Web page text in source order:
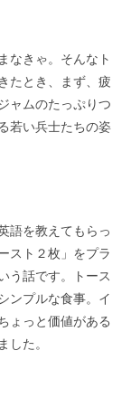
なきゃ。そんなト
たとき、まず、疲
ャムのたっぷりつ
若い兵士たちの姿
語を教えてもらっ
スト２枚」をプラ
う話です。トース
ンプルな食事。イ
ょっと価値がある
した。